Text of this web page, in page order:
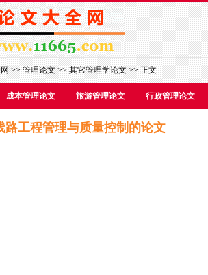
>>管理论文>>其它管理学论文>> 正文
成本管理论文 旅游管理论文 行政管理论文
路工程管理与质量控制的论文